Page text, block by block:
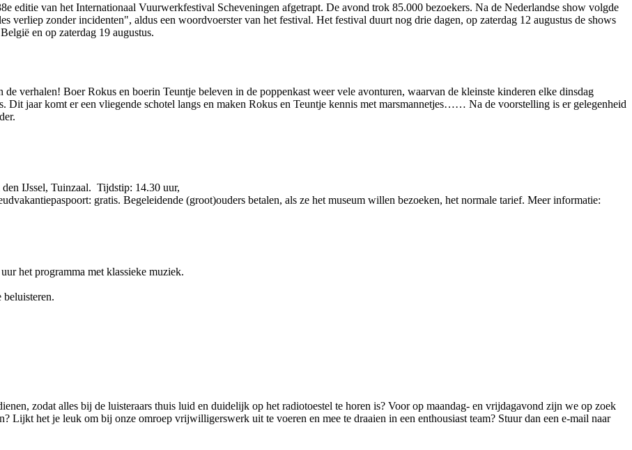
editie van het Internationaal Vuurwerkfestival Scheveningen afgetrapt. De avond trok 85.000 bezoekers. Na de Nederlandse show volgde
verliep zonder incidenten", aldus een woordvoerster van het festival. Het festival duurt nog drie dagen, op zaterdag 12 augustus de shows
en op zaterdag 19 augustus.
de verhalen! Boer Rokus en boerin Teuntje beleven in de poppenkast weer vele avonturen, waarvan de kleinste kinderen elke dinsdag
Dit jaar komt er een vliegende schotel langs en maken Rokus en Teuntje kennis met marsmannetjes…… Na de voorstelling is er gelegenheid
IJssel, Tuinzaal. Tijdstip: 14.30 uur,
gratis. Begeleidende (groot)ouders betalen, als ze het museum willen bezoeken, het normale tarief. Meer informatie:
het programma met klassieke muziek.
beluisteren.
zodat alles bij de luisteraars thuis luid en duidelijk op het radiotoestel te horen is? Voor op maandag- en vrijdagavond zijn we op zoek
Lijkt het je leuk om bij onze omroep vrijwilligerswerk uit te voeren en mee te draaien in een enthousiast team? Stuur dan een e-mail naar